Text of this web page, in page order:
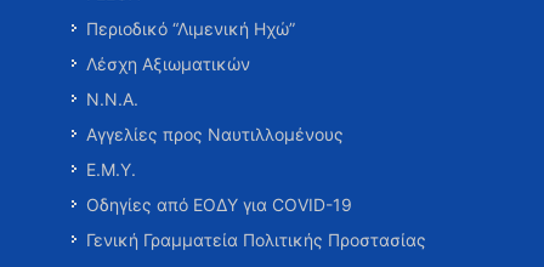
Περιοδικό “Λιμενική Ηχώ”
Λέσχη Αξιωματικών
Ν.Ν.Α.
Αγγελίες προς Ναυτιλλομένους
Ε.Μ.Υ.
Οδηγίες από ΕΟΔΥ για COVID-19
Γενική Γραμματεία Πολιτικής Προστασίας